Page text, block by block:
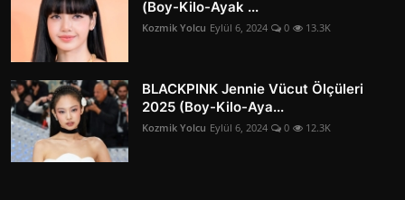
(Boy-Kilo-Ayak ...
Kozmik Yolcu Eylül 6, 2024 0 13.3K
BLACKPINK Jennie Vücut Ölçüleri
2025 (Boy-Kilo-Aya...
Kozmik Yolcu Eylül 6, 2024 0 12.3K